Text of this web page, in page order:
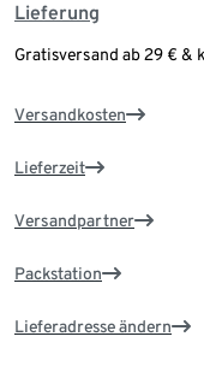
Lieferung
Gratisversand ab 29 € &
Versandkosten
Lieferzeit
Versandpartner
Packstation
Lieferadresse ändern